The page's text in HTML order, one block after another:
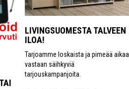
LIVINGSUOMESTA TALVEEN
ILOA!
Tarjoamme loskaista ja pimeää aikaa
vastaan säihkyviä
tarjouskampanjoita.